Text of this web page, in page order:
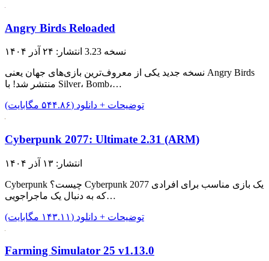
Angry Birds Reloaded
نسخه 3.23 انتشار: ۲۴ آذر ۱۴۰۴
نسخه جدید یکی از معروف‌ترین بازی‌های جهان یعنی Angry Birds
منتشر شد! با Silver، Bomb،…
توضیحات + دانلود (۵۴۴.۸۶ مگابایت)
Cyberpunk 2077: Ultimate 2.31 (ARM)
انتشار: ۱۳ آذر ۱۴۰۴
Cyberpunk چیست؟ Cyberpunk 2077 یک بازی مناسب برای افرادی
که به دنبال یک ماجراجویی…
توضیحات + دانلود (۱۴۳.۱۱ مگابایت)
Farming Simulator 25 v1.13.0